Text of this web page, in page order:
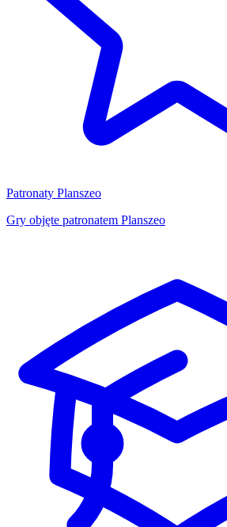
Patronaty Planszeo
Gry objęte patronatem Planszeo